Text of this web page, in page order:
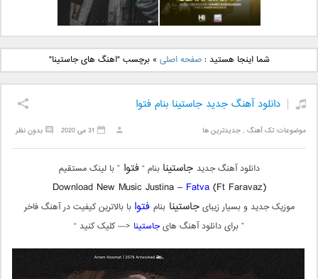
دانلود آهنگ جدید بهنام
بانی بنام قرص قمر 2
دانلود آهنگ جدید علی
یاسینی بنام دورترین نزدیک
شما اینجا هستید :صفحه اصلی »برچسب "اهنگ های جاستینا"
دانلود آهنگ جدید جاستینا بنام فتوا
موضوعات:تک آهنگ ,جدیدترین ها بدون نظر 31 می 2020
دانلود آهنگ جدید جاستینا بنام “فتوا” با لینک مستقیم
Download New Music Justina – Fatva(Ft Faravaz)
موزیک جدید و بسیار زیبایجاستینابنام فتوا با بالاترین کیفیت در آهنگ فاخر
” برای دانلود آهنگ هایجاستینا <— کلیک کنید “